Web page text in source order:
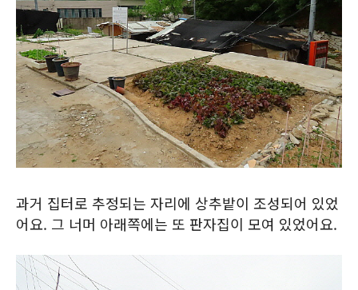
과거 집터로 추정되는 자리에 상추밭이 조성되어 있었
어요. 그 너머 아래쪽에는 또 판자집이 모여 있었어요.